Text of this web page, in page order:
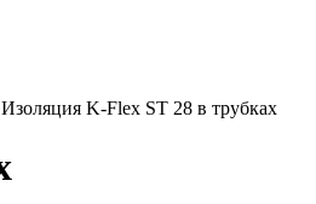
K-Flex ST 28 в трубках